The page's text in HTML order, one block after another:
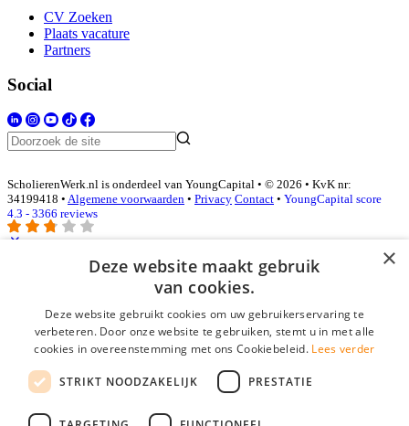
CV Zoeken
Plaats vacature
Partners
Social
ScholierenWerk.nl is onderdeel van YoungCapital • © 2026 • KvK nr:
34199418 • Algemene voorwaarden • Privacy Contact • YoungCapital score
4.3 - 3366 reviews
Inloggen als bedrijf
E-mail*
Wachtwoord
login gegevens onthouden
login
×
Deze website maakt gebruik
van cookies.
Deze website gebruikt cookies om uw gebruikerservaring te
verbeteren. Door onze website te gebruiken, stemt u in met alle
cookies in overeenstemming met ons Cookiebeleid. Lees verder
STRIKT NOODZAKELIJK PRESTATIE